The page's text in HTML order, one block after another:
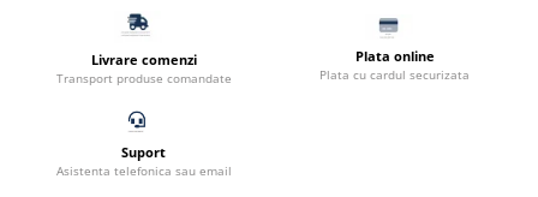
Furtune si conectori acvarii
Curatare acvarii
Conditioneri apa acvariu
Medii filtrante
Livrare comenzi
Transport produse comandate
Plata online
Plata cu cardul securizata
Suport
Asistenta telefonica sau email